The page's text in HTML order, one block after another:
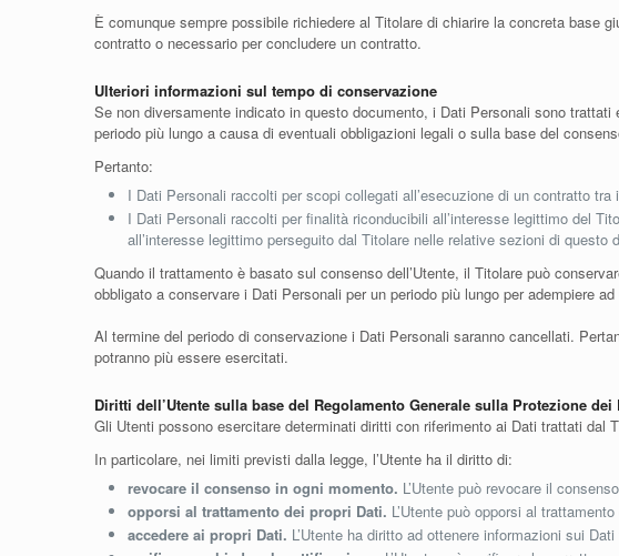
È comunque sempre possibile richiedere al Titolare di chiarire la concreta base
contratto o necessario per concludere un contratto.
Ulteriori informazioni sul tempo di conservazione
Se non diversamente indicato in questo documento, i Dati Personali sono
periodo più lungo a causa di eventuali obbligazioni legali o sulla base del
Pertanto:
I Dati Personali raccolti per scopi collegati all’esecuzione di un contratto
I Dati Personali raccolti per finalità riconducibili all’interesse legittimo del
all’interesse legittimo perseguito dal Titolare nelle relative sezioni di questo
Quando il trattamento è basato sul consenso dell’Utente, il Titolare può
obbligato a conservare i Dati Personali per un periodo più lungo per adempiere
Al termine del periodo di conservazione i Dati Personali saranno cancellati.
potranno più essere esercitati.
Diritti dell’Utente sulla base del Regolamento Generale sulla Protezione dei
Gli Utenti possono esercitare determinati diritti con riferimento ai Dati trattati dal
In particolare, nei limiti previsti dalla legge, l’Utente ha il diritto di:
revocare il consenso in ogni momento. L’Utente può revocare il
opporsi al trattamento dei propri Dati. L’Utente può opporsi al
accedere ai propri Dati. L’Utente ha diritto ad ottenere informazioni sui